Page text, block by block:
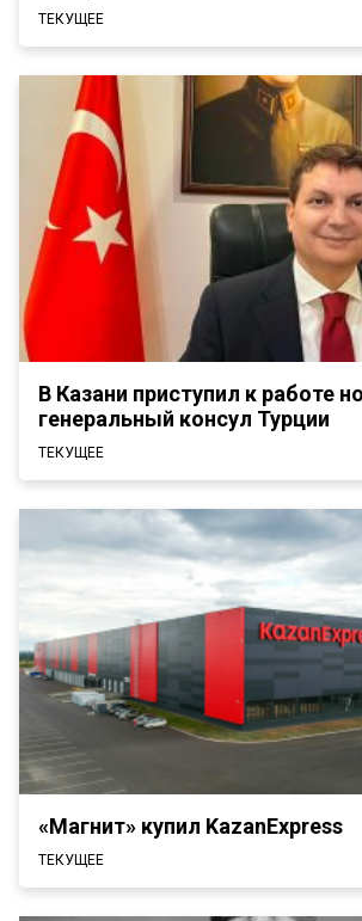
ТЕКУЩЕЕ
В Казани приступил к работе
генеральный консул Турции
ТЕКУЩЕЕ
«Магнит» купил KazanExpress
ТЕКУЩЕЕ